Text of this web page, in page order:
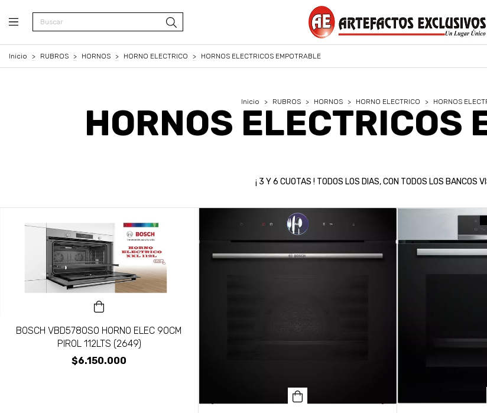
Inicio > RUBROS > HORNOS > HORNO ELECTRICO > HORNOS ELECTRICOS EMPOTRABLE
Inicio > RUBROS > HORNOS > HORNO ELECTRICO > HORNOS
HORNOS ELECTRICOS
¡ 3 Y 6 CUOTAS ! TODOS LOS DIAS, CON TODOS LOS BANCOS
BOSCH VBD5780S0 HORNO ELEC 90CM
PIROL 112LTS (2649)
$6.150.000